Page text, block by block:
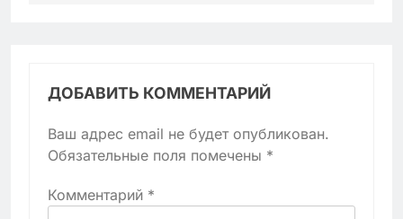
ДОБАВИТЬ КОММЕНТАРИЙ
Ваш адрес email не будет опубликован.
Обязательные поля помечены *
Комментарий *